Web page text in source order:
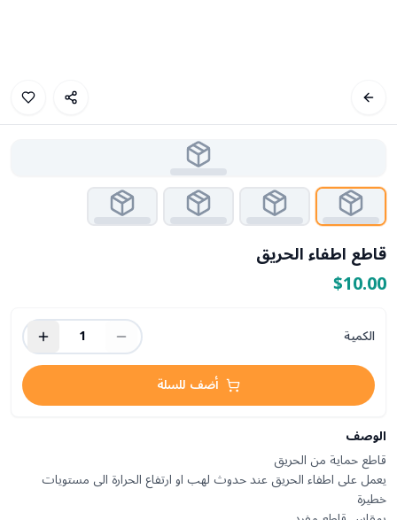
قاطع اطفاء الحريق
$10.00
الكمية
1
أضف للسلة
الوصف
يعمل على اطفاء الحريق عند حدوث لهب او ارتفاع الحرارة الى مستويات